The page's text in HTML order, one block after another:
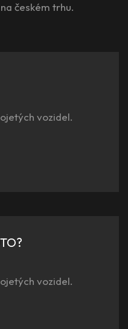
českém trhu.
vozidel.
vozidel.